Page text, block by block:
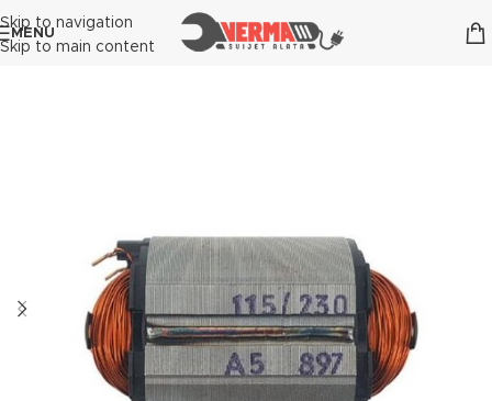
Skip to navigation
Skip to main content
MENU